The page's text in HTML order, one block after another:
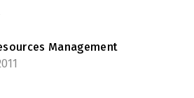
onontbeerlijk om de 'tools' uit de
Management